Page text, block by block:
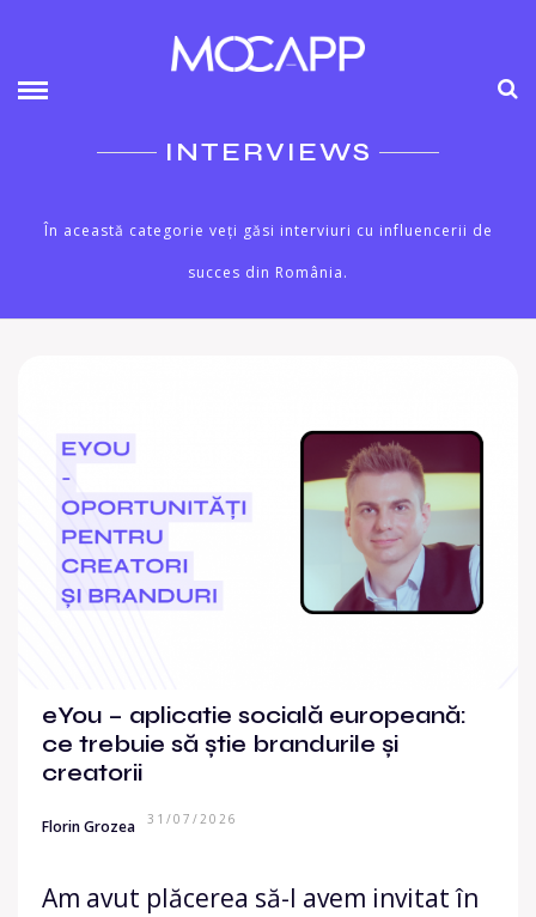
INTERVIEWS
În această categorie veți găsi interviuri cu influencerii de
succes din România.
eYou – aplicatie socială europeană:
ce trebuie să știe brandurile și
creatorii
Florin Grozea 31/07/2026
Am avut plăcerea să-l avem invitat în